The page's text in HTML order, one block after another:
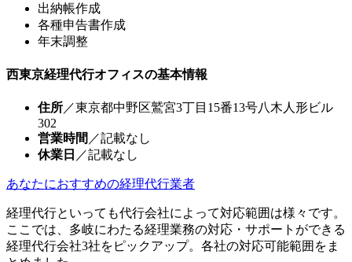
出納帳作成
各種申告書作成
年末調整
西東京経理代行オフィスの基本情報
住所／東京都中野区鷲宮3丁目15番13号八木人形ビル
302
営業時間 ／記載なし
休業日 ／記載なし
あなたにおすすめの経理代行業者
経理代行といっても代行会社によって対応範囲は様々です。
ここでは、多岐にわたる経理業務の対応・サポートができる
経理代行会社3社をピックアップ。各社の対応可能範囲をま